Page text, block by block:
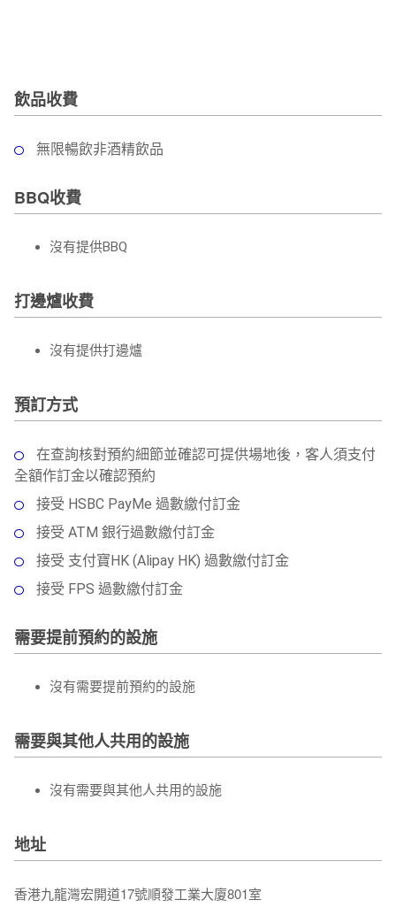
飲品收費
無限暢飲非酒精飲品
BBQ收費
沒有提供BBQ
打邊爐收費
沒有提供打邊爐
預訂方式
在查詢核對預約細節並確認可提供場地後，客人須支付
全額作訂金以確認預約
接受 HSBC PayMe 過數繳付訂金
接受 ATM 銀行過數繳付訂金
接受 支付寶HK (Alipay HK) 過數繳付訂金
接受 FPS 過數繳付訂金
需要提前預約的設施
沒有需要提前預約的設施
需要與其他人共用的設施
沒有需要與其他人共用的設施
地址
香港九龍灣宏開道17號順發工業大廈801室